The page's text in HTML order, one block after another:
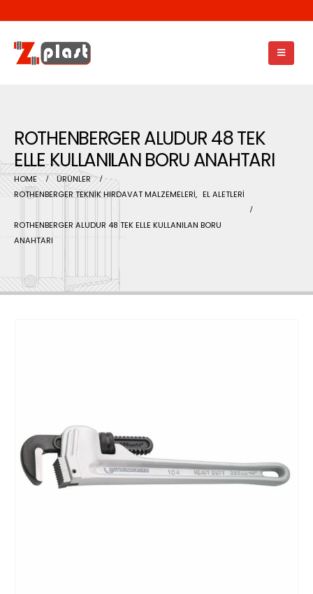
ROTHENBERGER ALUDUR 48 TEK
ELLE KULLANILAN BORU ANAHTARI
HOME
ÜRÜNLER
ROTHENBERGER TEKNİK HIRDAVAT MALZEMELERİ, EL ALETLERİ
ROTHENBERGER ALUDUR 48 TEK ELLE KULLANILAN BORU
ANAHTARI